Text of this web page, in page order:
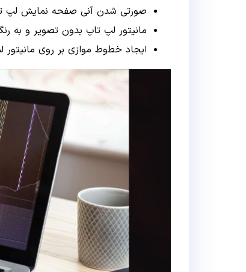
صورتی شدن آنی صفحه نمایش لپ
مانیتور لپ تاپ بدون تصویر و به
ایجاد خطوط موازی بر روی